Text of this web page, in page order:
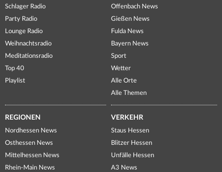
Schlager Radio
Party Radio
Lounge Radio
Weihnachtsradio
Meditationsradio
Top 40
Playlist
Offenbach News
Gießen News
Fulda News
Bayern News
Sport
Wetter
Alle Orte
Alle Themen
REGIONEN
Nordhessen News
Osthessen News
Mittelhessen News
Rhein-Main News
VERKEHR
Staus Hessen
Blitzer Hessen
Unfälle Hessen
A3 News